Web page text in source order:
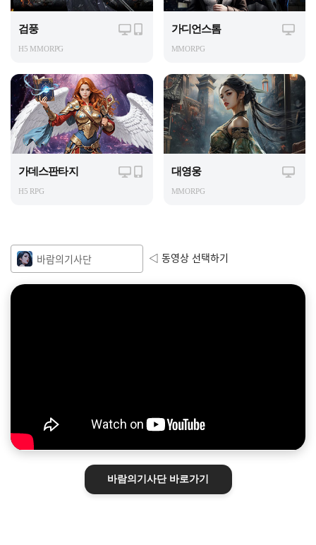
검풍
H5 MMORPG
가디언스톰
MMORPG
가데스판타지
H5 RPG
대영웅
MMORPG
바람의기사단 ◁ 동영상 선택하기
바람의기사단바로가기